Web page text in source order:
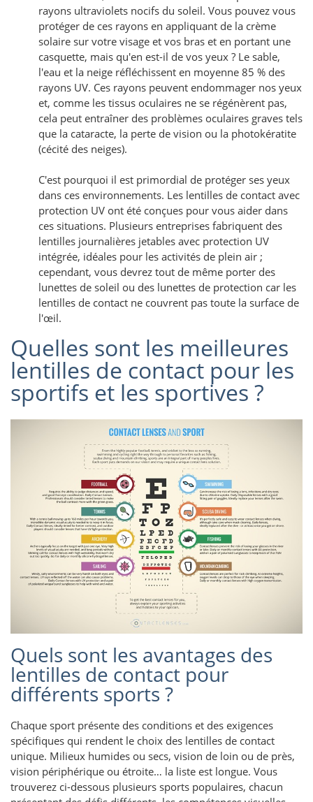
rayons ultraviolets nocifs du soleil. Vous pouvez vous
protéger de ces rayons en appliquant de la crème
solaire sur votre visage et vos bras et en portant une
casquette, mais qu'en est-il de vos yeux ? Le sable,
l'eau et la neige réfléchissent en moyenne 85 % des
rayons UV. Ces rayons peuvent endommager nos yeux
et, comme les tissus oculaires ne se régénèrent pas,
cela peut entraîner des problèmes oculaires graves tels
que la cataracte, la perte de vision ou la photokératite
(cécité des neiges).
C'est pourquoi il est primordial de protéger ses yeux
dans ces environnements. Les lentilles de contact avec
protection UV ont été conçues pour vous aider dans
ces situations. Plusieurs entreprises fabriquent des
lentilles journalières jetables avec protection UV
intégrée, idéales pour les activités de plein air ;
cependant, vous devrez tout de même porter des
lunettes de soleil ou des lunettes de protection car les
lentilles de contact ne couvrent pas toute la surface de
l'œil.
Quelles sont les meilleures
lentilles de contact pour les
sportifs et les sportives ?
Quels sont les avantages des
lentilles de contact pour
différents sports ?
Chaque sport présente des conditions et des exigences
spécifiques qui rendent le choix des lentilles de contact
unique. Milieux humides ou secs, vision de loin ou de près,
vision périphérique ou étroite… la liste est longue. Vous
trouverez ci-dessous plusieurs sports populaires, chacun